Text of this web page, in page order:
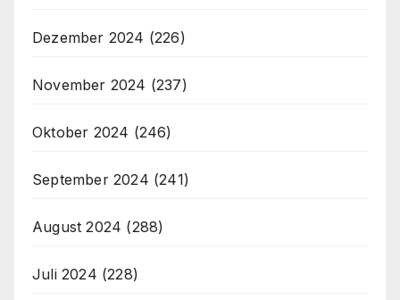
Dezember 2024 (226)
November 2024 (237)
Oktober 2024 (246)
September 2024 (241)
August 2024 (288)
Juli 2024 (228)